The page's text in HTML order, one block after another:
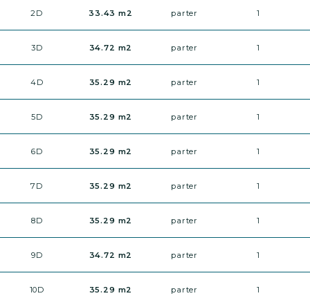
2D 33.43 m2 parter 1
3D 34.72 m2 parter 1
4D 35.29 m2 parter 1
5D 35.29 m2 parter 1
6D 35.29 m2 parter 1
7D 35.29 m2 parter 1
8D 35.29 m2 parter 1
9D 34.72 m2 parter 1
10D 35.29 m2 parter 1